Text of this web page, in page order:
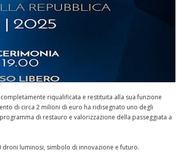
riqualificata e restituita alla sua funzione
di circa 2 milioni di euro ha ridisegnato uno degli
di restauro e valorizzazione della passeggiata a
luminosi, simbolo di innovazione e futuro.